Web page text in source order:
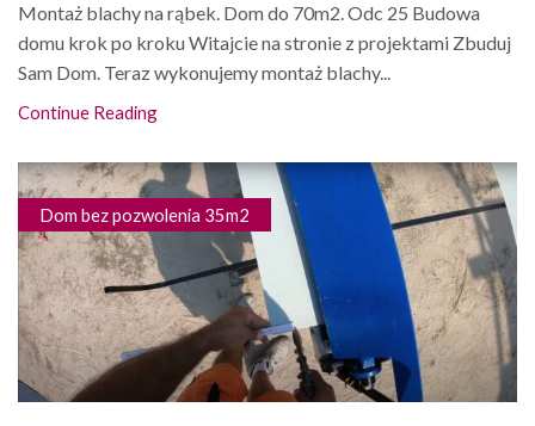
Montaż blachy na rąbek. Dom do 70m2. Odc 25 Budowa
domu krok po kroku Witajcie na stronie z projektami Zbuduj
Sam Dom. Teraz wykonujemy montaż blachy...
Continue Reading
Dom bez pozwolenia 35m2